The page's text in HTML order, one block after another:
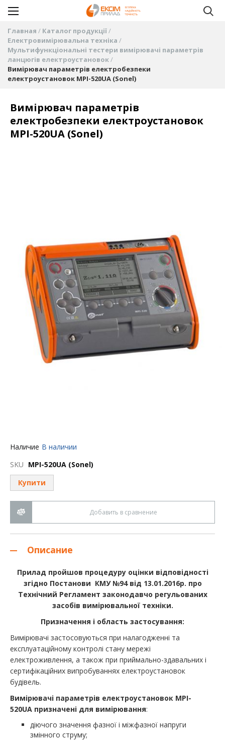
Главная
Каталог продукції
Електровимірювальна техніка
Мультифункціональні тестери вимірювачі параметрів
ланцюгів електроустановок
Вимірювач параметрів електробезпеки
електроустановок MPI-520UA (Sonel)
Вимірювач параметрів
електробезпеки електроустановок
MPI-520UA (Sonel)
началу
изображений
Наличие В наличии
SKU MPI-520UA (Sonel)
Купити
Добавить в сравнение
Описание
Прилад пройшов процедуру оцінки відповідності
згідно Постанови КМУ №94 від 13.01.2016р. про
Технічний Регламент законодавчо регульованих
засобів вимірювальної техніки.
Призначення і область застосування:
Вимірювачі застосовуються при налагодженні та
експлуатаційному контролі стану мережі
електроживлення, а також при приймально-здавальних і
сертифікаційних випробуваннях електроустановок
будівель.
Вимірювачі параметрів електроустановок MPI-
520UA призначені для вимірювання:
діючого значення фазної і міжфазної напруги
змінного струму;